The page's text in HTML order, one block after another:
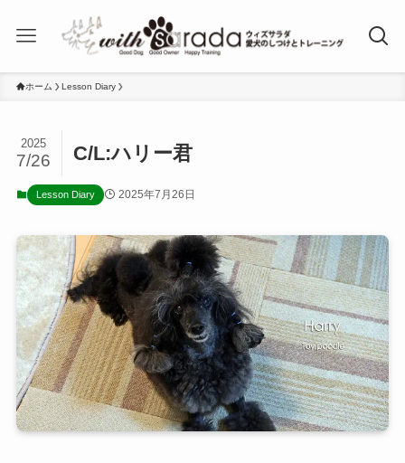
ホーム Lesson Diary
C/L:ハリー君
2025
7/26
Lesson Diary 2025年7月26日